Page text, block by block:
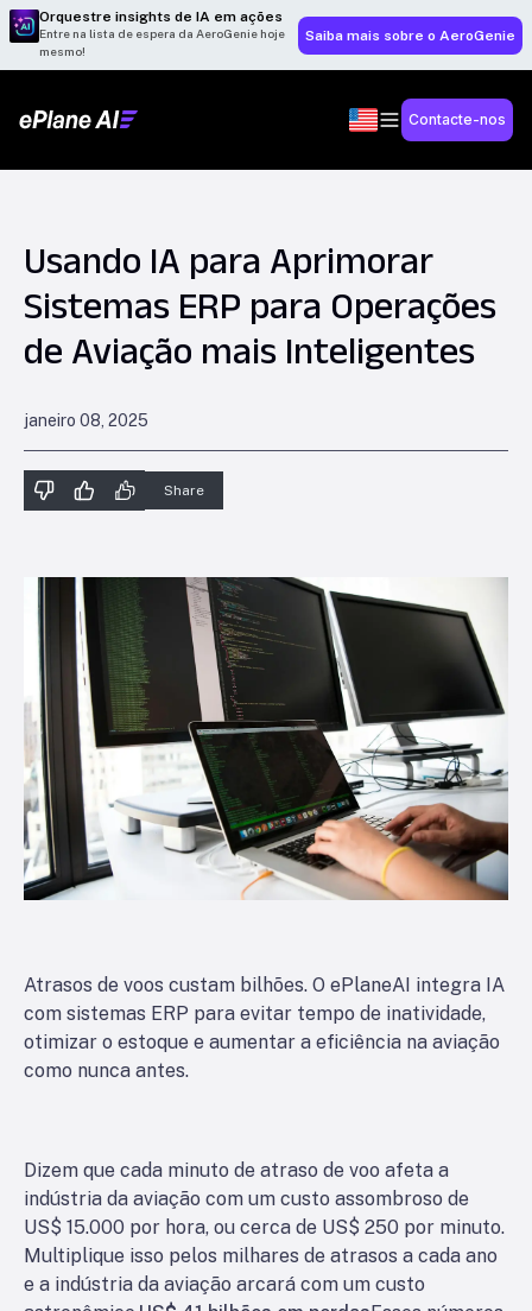
Orquestre insights de IA em ações
Entre na lista de espera da AeroGenie hoje
mesmo!
Saiba mais sobre o AeroGenie
Contacte-nos
Usando IA para Aprimorar
Sistemas ERP para Operações
de Aviação mais Inteligentes
janeiro 08, 2025
Share
Atrasos de voos custam bilhões. O ePlaneAI integra IA
com sistemas ERP para evitar tempo de inatividade,
otimizar o estoque e aumentar a eficiência na aviação
como nunca antes.
Dizem que cada minuto de atraso de voo afeta a
indústria da aviação com um custo assombroso de
US$ 15.000 por hora, ou cerca de US$ 250 por minuto.
Multiplique isso pelos milhares de atrasos a cada ano
e a indústria da aviação arcará com um custo